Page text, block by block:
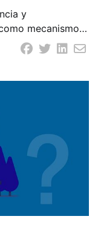
y
mecanismo
de la Ley de
del Terrorismo,
actualizada de